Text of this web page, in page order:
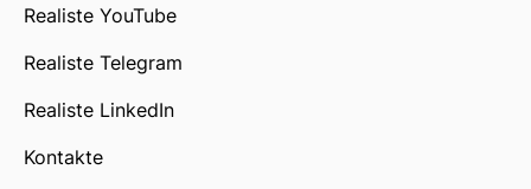
Realiste YouTube
Realiste Telegram
Realiste LinkedIn
Kontakte